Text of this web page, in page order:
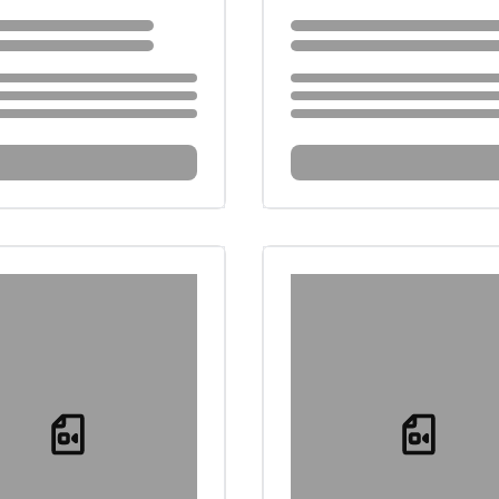
Loading... Loading...